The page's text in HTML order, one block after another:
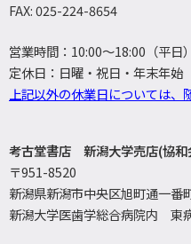
FAX: 025-224-8654
営業時間：10:00～18:00（平日）
定休日：日曜・祝日・年末年始
上記以外の休業日については、
考古堂書店 新潟大学売店(協
〒951-8520
新潟県新潟市中央区旭町通一番
新潟大学医歯学総合病院内 東